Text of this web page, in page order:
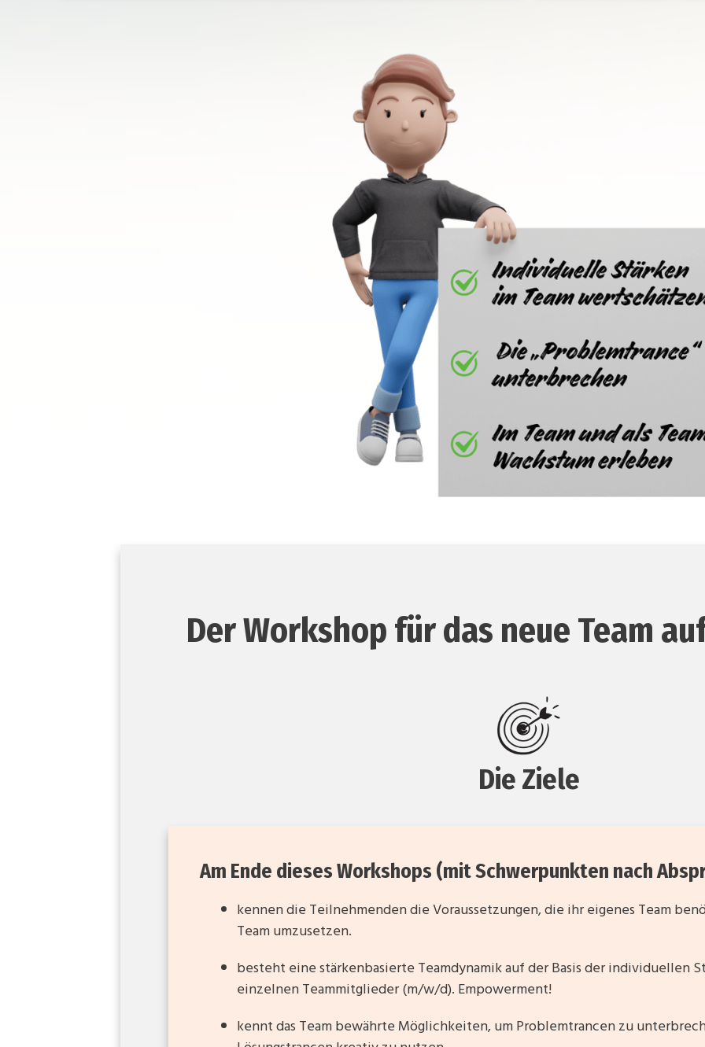
Der Workshop für das neue Team
Die Ziele
Am Ende dieses Workshops (mit Schwerpunkten nach
kennen die Teilnehmenden die Voraussetzungen, die ihr eigenes Team
Team umzusetzen.
besteht eine stärkenbasierte Teamdynamik auf der Basis der individuellen
einzelnen Teammitglieder (m/w/d). Empowerment!
kennt das Team bewährte Möglichkeiten, um Problemtrancen zu